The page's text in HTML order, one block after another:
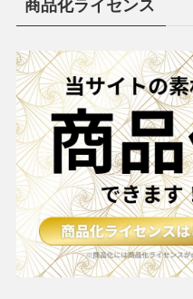
商品化ライセンス